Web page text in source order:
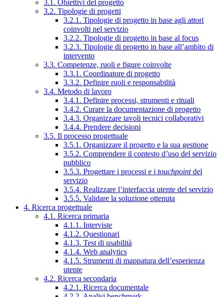
3.1. Obiettivi del progetto
3.2. Tipologie di progetti
3.2.1. Tipologie di progetto in base agli attori
coinvolti nel servizio
3.2.2. Tipologie di progetto in base al focus
3.2.3. Tipologie di progetto in base all’ambito di
intervento
3.3. Competenze, ruoli e figure coinvolte
3.3.1. Coordinatore di progetto
3.3.2. Definire ruoli e responsabilità
3.4. Metodo di lavoro
3.4.1. Definire processi, strumenti e rituali
3.4.2. Curare la documentazione di progetto
3.4.3. Organizzare tavoli tecnici collaborativi
3.4.4. Prendere decisioni
3.5. Il processo progettuale
3.5.1. Organizzare il progetto e la sua gestione
3.5.2. Comprendere il contesto d’uso del servizio
pubblico
3.5.3. Progettare i processi e i touchpointdel
servizio
3.5.4. Realizzare l’interfaccia utente del servizio
3.5.5. Validare la soluzione ottenuta
4. Ricerca progettuale
4.1. Ricerca primaria
4.1.1. Interviste
4.1.2. Questionari
4.1.3. Test di usabilità
4.1.4. Web analytics
4.1.5. Strumenti di mappatura dell’esperienza
utente
4.2. Ricerca secondaria
4.2.1. Ricerca documentale